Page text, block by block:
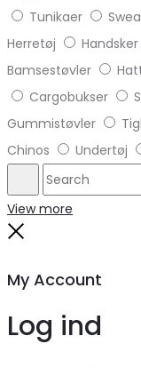
Tunikaer
Herretøj
Handsker
Bamsestøvler
Cargobukser
Gummistøvler
Chinos
Undertøj
Search
View more
My Account
Log ind